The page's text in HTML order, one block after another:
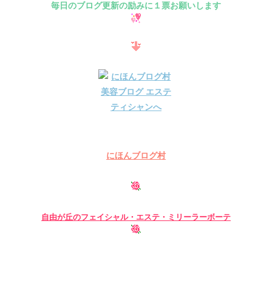
毎日のブログ更新の励みに１票お願いします
にほんブログ村
自由が丘のフェイシャル・ エステ・ミリーラーボーテ